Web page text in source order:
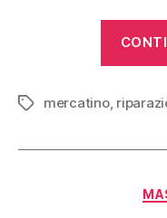
Tag mercatino,